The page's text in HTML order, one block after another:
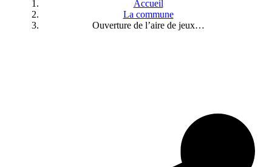
Accueil
La commune
Ouverture de l’aire de jeux…